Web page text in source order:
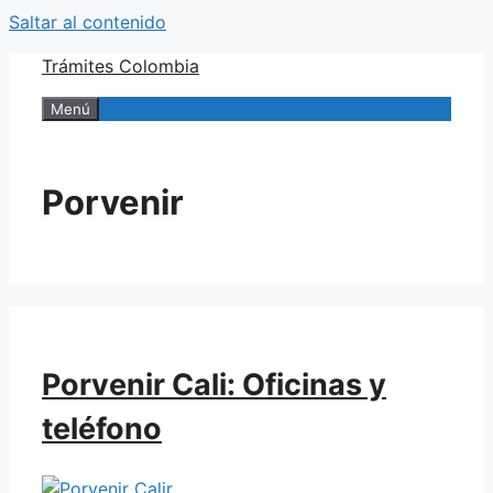
Saltar al contenido
Trámites Colombia
Menú
Porvenir
Porvenir Cali: Oficinas y
teléfono